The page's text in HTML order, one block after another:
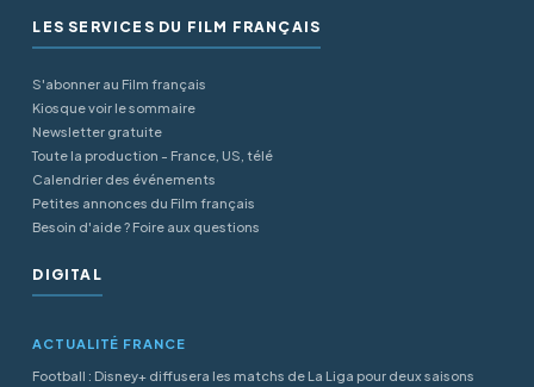
LES SERVICES DU FILM FRANÇAIS
S'abonner au Film français
Kiosque voir le sommaire
Newsletter gratuite
Toute la production - France, US, télé
Calendrier des événements
Petites annonces du Film français
Besoin d'aide ? Foire aux questions
DIGITAL
ACTUALITÉ FRANCE
Football : Disney+ diffusera les matchs de La Liga pour deux saisons